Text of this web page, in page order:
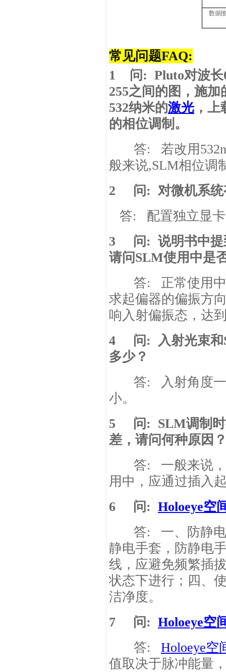
数据
常见问题FAQ:
1
问 : Pluto对波长
255之间的图，施加
532纳米的激光 ，
的相位调制。
答: 若改用
般来说,SLM相位调
2 问 : 对微机系
答: 配置独立显
3 问 : 说明书中
请问SLM使用中是
答: 正常使用
求起偏器的偏振方
响入射偏振态，达
4 问 : 入射光束和
多少？
答:
入射角度
小。
5 问 : SLM调制
差，请问何种原因
答: 一般来说
用中，应通过插入
6 问 : Holoeye空
答: 一、防静
静电手套，防静电
线，应避免频繁插
状态下进行；四、
洁净度。
7 问 : Holoeye空
答: Holoeye空
值取决于脉冲能量